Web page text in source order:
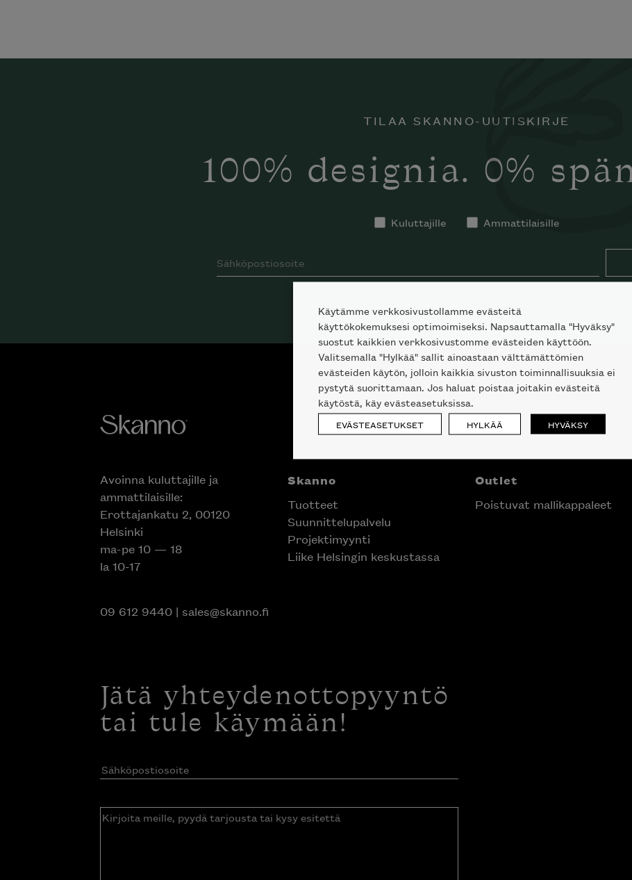
TILAA SKANNO-UUTISKIRJE
100% designia. 0%
Kuluttajille Ammattilaisille
Avoinna kuluttajille ja
ammattilaisille:
Erottajankatu 2, 00120
Helsinki
ma-pe 10 — 18
la 10-17
09 612 9440|
Skanno
Tuotteet
Suunnittelupalvelu
Projektimyynti
Liike Helsingin keskustassa
Outlet
Poistuvat mallikappaleet
Jätä yhteydenottopyyntö
tai tule käymään!
Sähköpostiosoite(Pakollinen)
Kirjoita
Haluatko tilata
Minotti’n
katalogin kotiisi?
Inspiroidu italialaisen merkin laadukkaasta
huonekalumallistosta.
Käytämme verkkosivustollamme evästeitä
käyttökokemuksesi optimoimiseksi. Napsauttamalla "Hyväksy"
suostut kaikkien verkkosivustomme evästeiden käyttöön.
Valitsemalla "Hylkää" sallit ainoastaan välttämättömien
evästeiden käytön, jolloin kaikkia sivuston toiminnallisuuksia ei
pystytä suorittamaan. Jos haluat poistaa joitakin evästeitä
käytöstä, käy evästeasetuksissa.
EVÄSTEASETUKSET HYLKÄÄ HYVÄKSY